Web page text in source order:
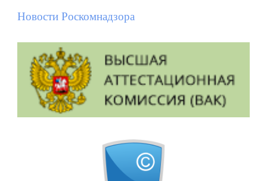
Новости Роскомнадзора